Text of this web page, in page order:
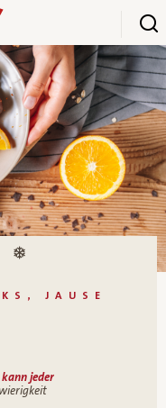
JAUSE
kann jeder